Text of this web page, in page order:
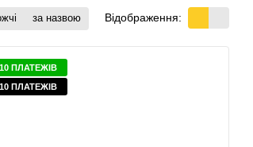
за назвою Відображення:
10 ПЛАТЕЖІВ
10 ПЛАТЕЖІВ